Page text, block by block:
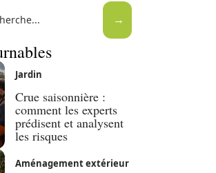
Jardin
Crue saisonnière :
comment les experts
prédisent et analysent
les risques
Aménagement extérieur